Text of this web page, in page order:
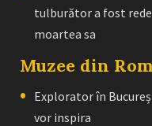
tulburător a fost
moartea sa
Muzee din
Explorator în
vor inspira